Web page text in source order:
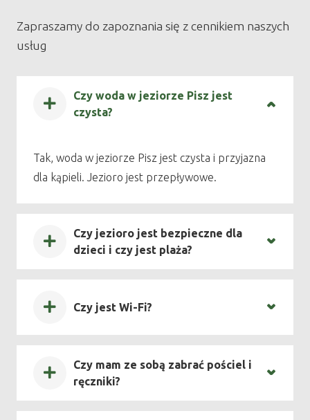
Zapraszamy do zapoznania się z cennikiem naszych
usług
Czy woda w jeziorze Pisz jest
czysta?
Tak, woda w jeziorze Pisz jest czysta i przyjazna
dla kąpieli. Jezioro jest przepływowe.
Czy jezioro jest bezpieczne dla
dzieci i czy jest plaża?
Czy jest Wi-Fi?
Czy mam ze sobą zabrać pościel i
ręczniki?